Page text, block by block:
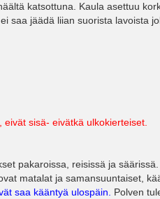
katsottuna. Kaula asettuu
saa jäädä liian suorista lavoista
sisä- eivätkä ulkokierteiset.
pakaroissa, reisissä ja
matalat ja samansuuntaiset,
saa kääntyä ulospäin.
Polven